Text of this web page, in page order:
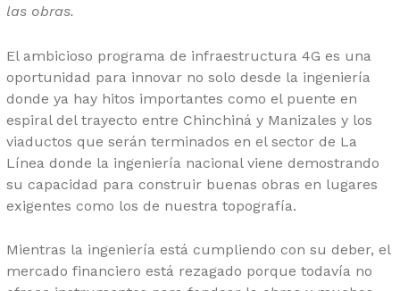
las obras.
El ambicioso programa de infraestructura 4G es una
oportunidad para innovar no solo desde la ingeniería
donde ya hay hitos importantes como el puente en
espiral del trayecto entre Chinchiná y Manizales y los
viaductos que serán terminados en el sector de La
Línea donde la ingeniería nacional viene demostrando
su capacidad para construir buenas obras en lugares
exigentes como los de nuestra topografía.
Mientras la ingeniería está cumpliendo con su deber, el
mercado financiero está rezagado porque todavía no